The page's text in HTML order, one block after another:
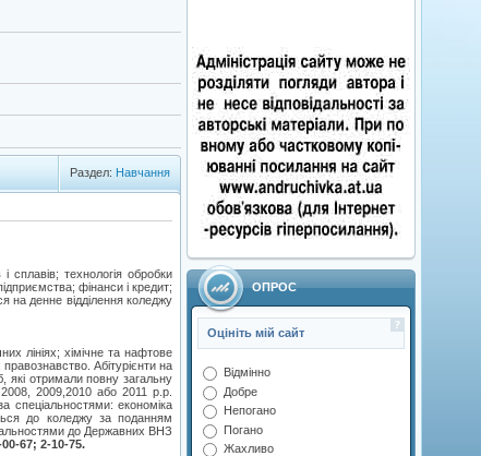
ОПРОС
Оцініть мій сайт
Відмінно
Добре
Непогано
Погано
Жахливо
Раздел:Навчання
сплавів; технологія обробки
фінанси і кредит;
на денне відділення коледжу
лініях; хімічне та нафтове
Абітурієнти на
які отримали повну загальну
2009,2010 або 2011 p.p.
спеціальностями: економіка
до коледжу за поданням
до Державних ВНЗ
67; 2-10-75.